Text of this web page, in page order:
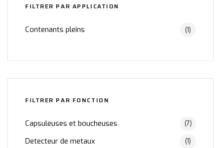
FILTRER PAR APPLICATION
Contenants pleins (1)
FILTRER PAR FONCTION
Capsuleuses et boucheuses (7)
Detecteur de metaux (1)